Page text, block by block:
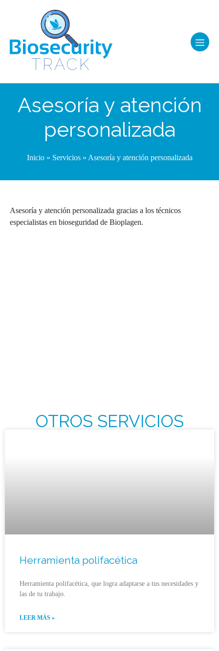
Asesoría y atención
personalizada
Inicio» Servicios» Asesoría y atención personalizada
Asesoría y atención personalizada gracias a los técnicos
especialistas en bioseguridad de Bioplagen.
OTROS SERVICIOS
Herramienta polifacética
Herramienta polifacética, que logra adaptarse a tus necesidades y
las de tu trabajo.
LEER MÁS »